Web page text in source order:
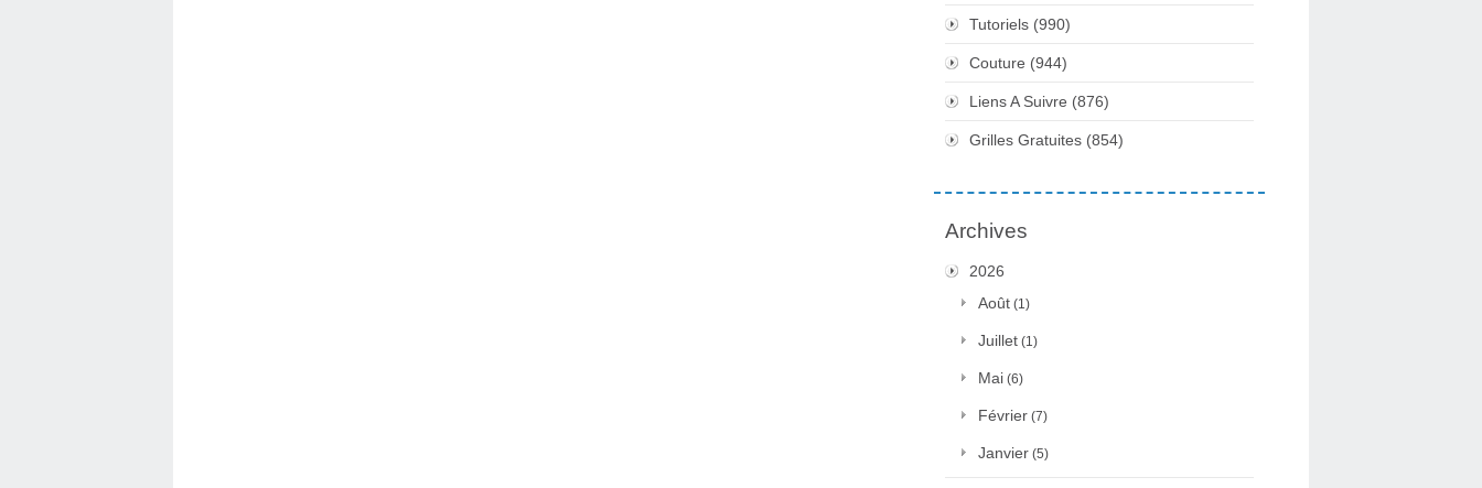
Tutoriels (990)
Couture (944)
Liens A Suivre (876)
Grilles Gratuites (854)
Archives
2026
Août (1)
Juillet (1)
Mai (6)
Février (7)
Janvier (5)